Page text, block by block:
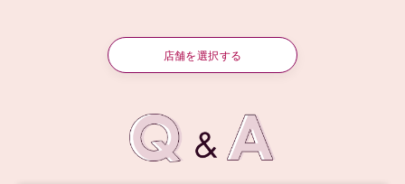
店舗を選択する